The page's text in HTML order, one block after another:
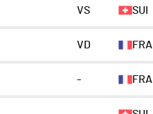
VS SUI
VD FRA
- FRA